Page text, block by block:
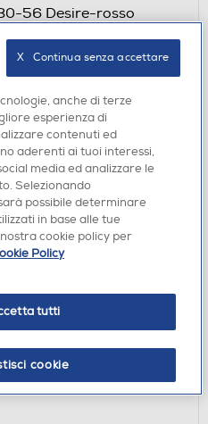
56 Desire-rosso
verifica
IN
anche di terze
esperienza di
contenuti ed
aderenti ai tuoi interessi,
media ed analizzare le
Selezionando
possibile determinare
in base alle tue
cookie policy per
Policy
tutti
cookie
X   Continua senza accettare